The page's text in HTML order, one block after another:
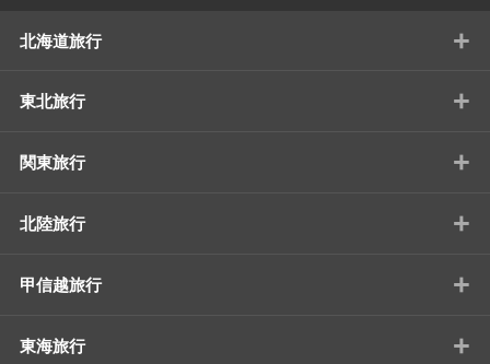
北海道旅行 +
東北旅行 +
関東旅行 +
北陸旅行 +
甲信越旅行 +
東海旅行 +